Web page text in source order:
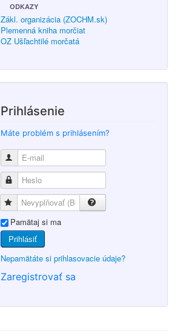
ODKAZY
Zákl. organizácia (ZOCHM.sk)
Plemenná kniha morčiat
OZ Ušľachtilé morčatá
Prihlásenie
Máte problém s prihlásením?
Pamätaj si ma
Prihlásiť
Nepamätáte si prihlasovacie údaje?
Zaregistrovať sa